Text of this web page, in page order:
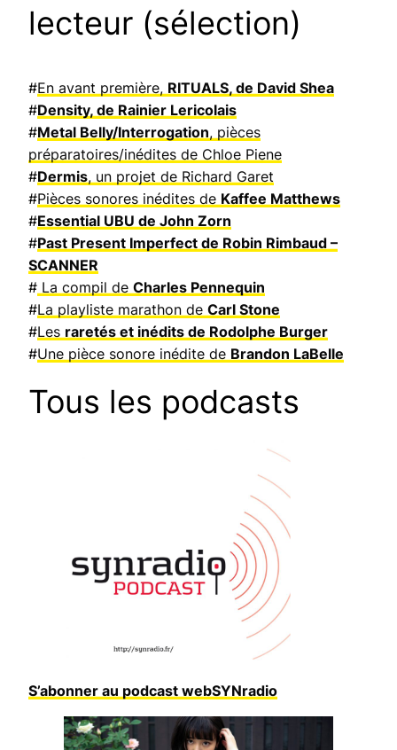
lecteur (sélection)
#En avant première, RITUALS, de David Shea
#Density, de Rainier Lericolais
#Metal Belly/Interrogation, pièces
préparatoires/inédites de Chloe Piene
#Dermis, un projet de Richard Garet
#Pièces sonores inédites de Kaffee Matthews
#Essential UBU de John Zorn
#Past Present Imperfect de Robin Rimbaud –
SCANNER
# La compil de Charles Pennequin
#La playliste marathon de Carl Stone
#Les raretés et inédits de Rodolphe Burger
#Une pièce sonore inédite de Brandon LaBelle
Tous les podcasts
S’abonner au podcast webSYNradio